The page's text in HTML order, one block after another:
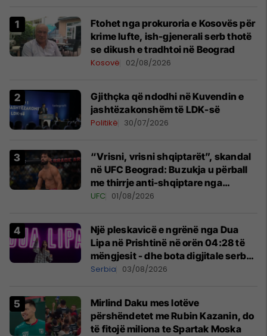
Ftohet nga prokuroria e Kosovës për
krime lufte, ish-gjenerali serb thotë
se dikush e tradhtoi në Beograd
Kosovë 02/08/2026
Gjithçka që ndodhi në Kuvendin e
jashtëzakonshëm të LDK-së
Politikë 30/07/2026
“Vrisni, vrisni shqiptarët”, skandal
në UFC Beograd: Buzukja u përball
me thirrje anti-shqiptare nga
tribunat
UFC 01/08/2026
Një pleskavicë e ngrënë nga Dua
Lipa në Prishtinë në orën 04:28 të
mëngjesit - dhe bota digjitale serbe
shpall gjendjen e luftës
Serbia 03/08/2026
Mirlind Daku mes lotëve
përshëndetet me Rubin Kazanin, do
të fitojë miliona te Spartak Moska